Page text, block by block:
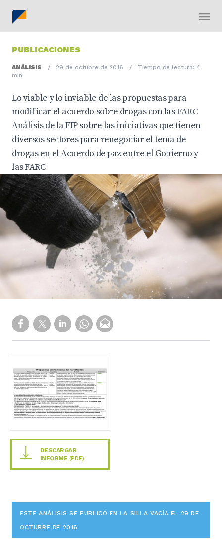
PUBLICACIONES
ANÁLISIS / 29 de octubre de 2016 /
Tiempo de lectura: 4
min.
Lo viable y lo inviable de las propuestas para
modificar el acuerdo sobre drogas con las FARC
Análisis de la FIP sobre las iniciativas que tienen
diversos sectores para renegociar el tema de
drogas en el Acuerdo de paz entre el Gobierno y
las FARC
DESCARGAR
INFORME (PDF)
ESTE ANÁLISIS SE PUBLICÓ EN LA SILLA VACÍA EL 29 DE
OCTUBRE DE 2016